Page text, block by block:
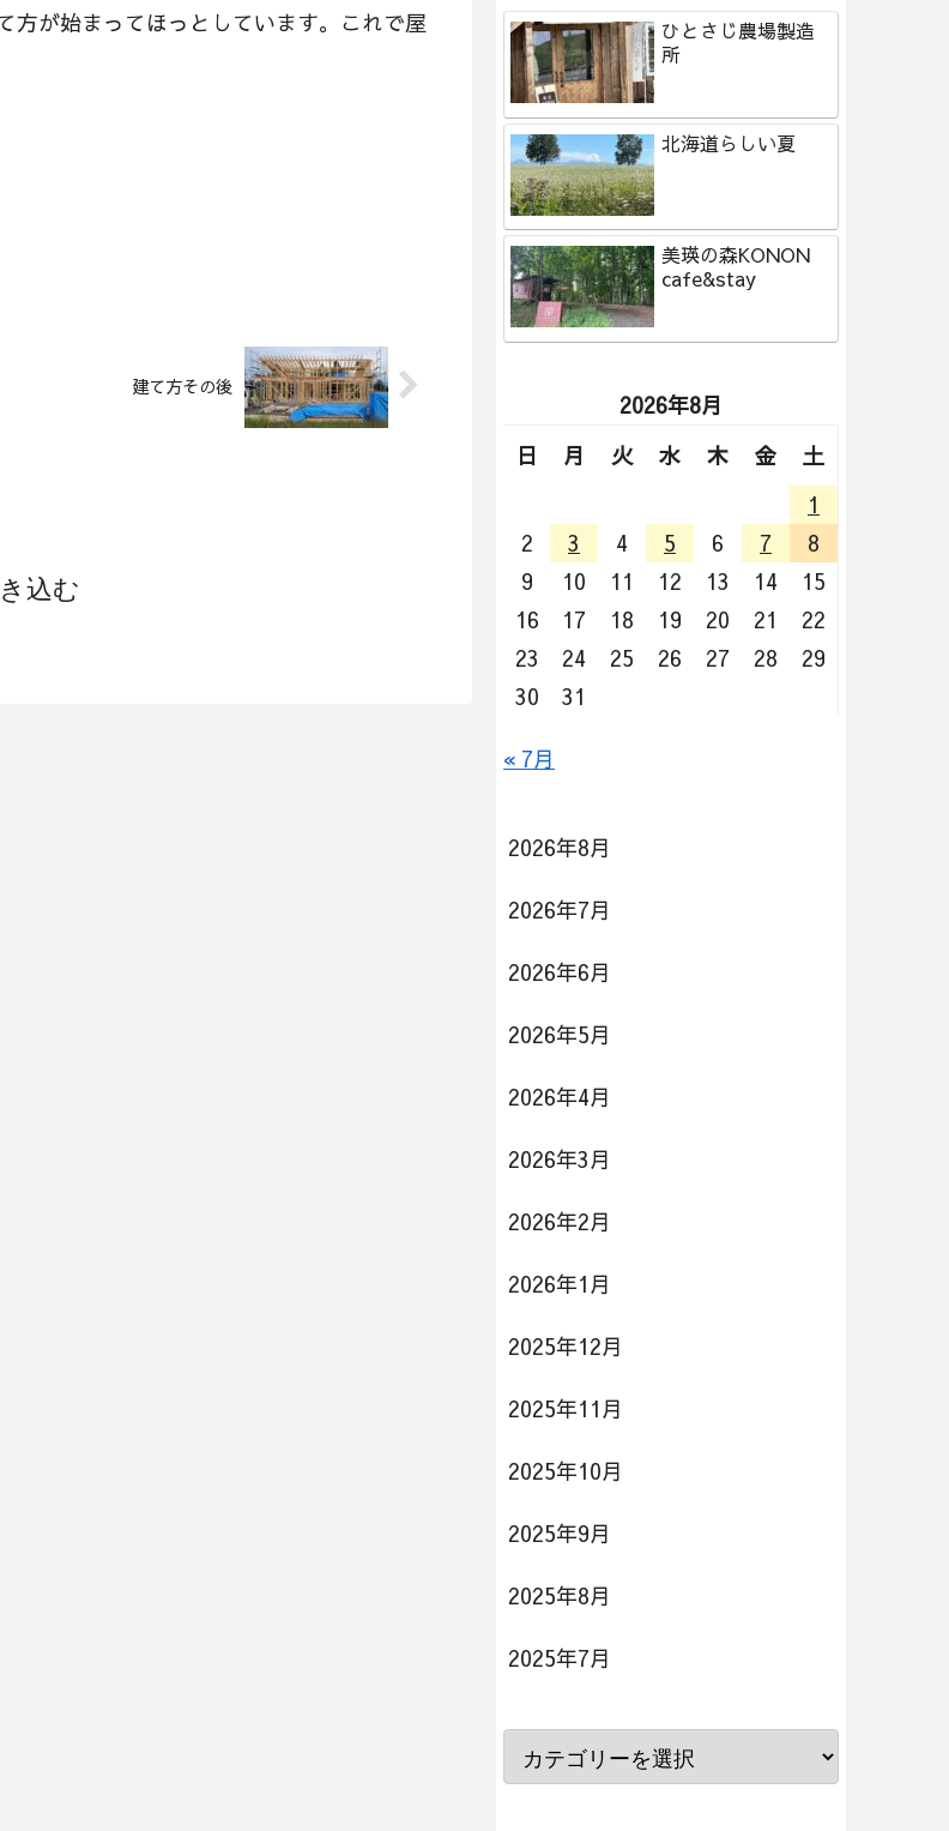
方が始まってほっとしています。これで屋
建て方その後
込む
ひとさじ農場製造
所
北海道らしい夏
美瑛の森KONON
cafe&stay
2026年8月
日
月 火 水 木 金
土
1
2
3 4 5 6 7
8
9
10 11 12 13 14
15
16
17 18 19 20 21
22
23
24 25 26 27 28
29
30
31
« 7月
2026年8月
2026年7月
2026年6月
2026年5月
2026年4月
2026年3月
2026年2月
2026年1月
2025年12月
2025年11月
2025年10月
2025年9月
2025年8月
2025年7月